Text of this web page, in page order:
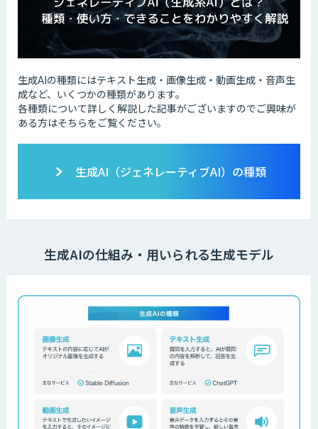
生成AIの種類にはテキスト生成・画像生成・動画生成・音声生
成など、いくつかの種類があります。
各種類について詳しく解説した記事がございますのでご興味が
ある方はそちらをご覧ください。
生成AI（ジェネレーティブAI）の種類
生成AIの仕組み・用いられる生成モデル